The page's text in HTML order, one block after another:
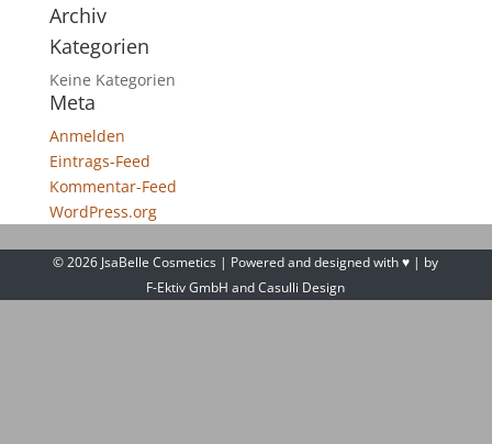
Archiv
Kategorien
Keine Kategorien
Meta
Anmelden
Eintrags-Feed
Kommentar-Feed
WordPress.org
©2026 JsaBelle Cosmetics | Powered and designed with ♥ | by
F-Ektiv GmbH andCasulli Design